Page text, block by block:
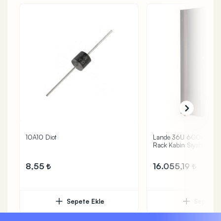
10A10 Diot
8,55
Sepete Ekle
Lande 36U 600x800
Rack Kabin Siyah
16.055,19